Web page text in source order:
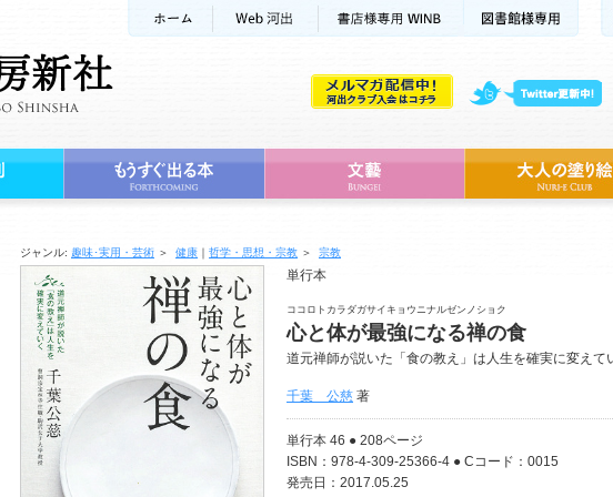
ジャンル: 趣味･実用・芸術 ＞ 健康 ｜ 哲学・思想・宗教 ＞ 宗教
単行本
ココロトカラダガサイキョウニナルゼンノショク
心と体が最強になる禅の食
道元禅師が説いた「食の教え」は人生を確実に変えて
千葉 公慈 著
単行本 46 ● 208ページ
ISBN：978-4-309-25366-4 ● Cコード：0015
発売日：2017.05.25